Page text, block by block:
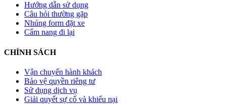
Hướng dẫn sử dụng
Câu hỏi thường gặp
Nhúng form đặt xe
Cẩm nang đi lại
CHÍNH SÁCH
Vận chuyển hành khách
Bảo vệ quyền riêng tư
Sử dụng dịch vụ
Giải quyết sự cố và khiếu nại